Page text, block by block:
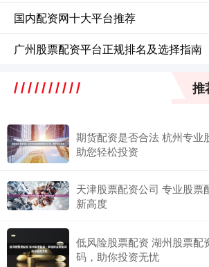
国内配资网十大平台推荐
广州股票配资平台正规排名及选择指南
推
期货配资是否合法 杭州专业
助您轻松投资
天津股票配资公司 专业股票
新高度
低风险股票配资 湖州股票配
码，助你投资无忧